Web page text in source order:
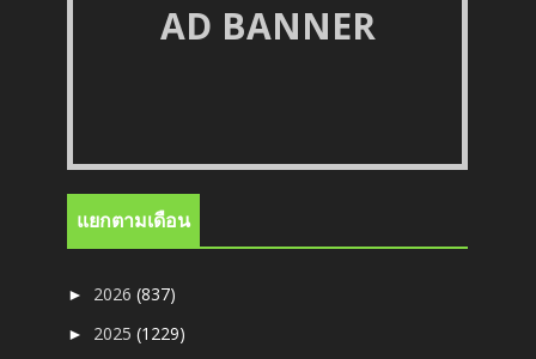
AD BANNER
แยกตามเดือน
► 2026(837)
► 2025(1229)